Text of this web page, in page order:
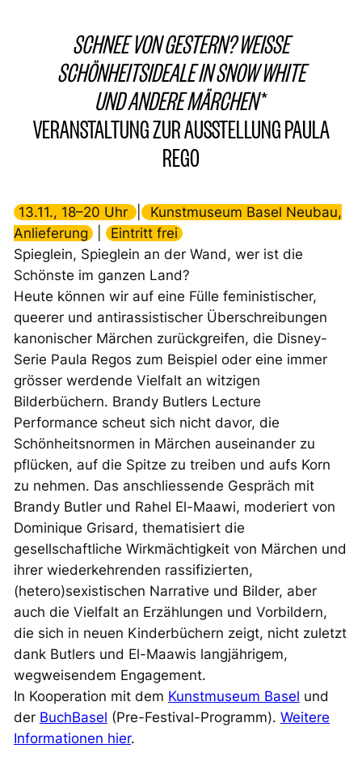
SCHNEE VON GESTERN? WEISSE
SCHÖNHEITSIDEALE IN SNOW WHITE
UND ANDERE MÄRCHEN*
VERANSTALTUNG ZUR AUSSTELLUNG PAULA
REGO
13.11., 18–20 Uhr |
Kunstmuseum Basel Neubau,
Anlieferung |
Eintritt frei
Spieglein, Spieglein an der Wand, wer ist die
Schönste im ganzen Land?
Heute können wir auf eine Fülle feministischer,
queerer und antirassistischer Überschreibungen
kanonischer Märchen zurückgreifen, die Disney-
Serie Paula Regos zum Beispiel oder eine immer
grösser werdende Vielfalt an witzigen
Bilderbüchern. Brandy Butlers Lecture
Performance scheut sich nicht davor, die
Schönheitsnormen in Märchen auseinander zu
pflücken, auf die Spitze zu treiben und aufs Korn
zu nehmen. Das anschliessende Gespräch mit
Brandy Butler und Rahel El-Maawi, moderiert von
Dominique Grisard, thematisiert die
gesellschaftliche Wirkmächtigkeit von Märchen und
ihrer wiederkehrenden rassifizierten,
(hetero)sexistischen Narrative und Bilder, aber
auch die Vielfalt an Erzählungen und Vorbildern,
die sich in neuen Kinderbüchern zeigt, nicht zuletzt
dank Butlers und El-Maawis langjährigem,
wegweisendem Engagement.
In Kooperation mit dem Kunstmuseum Basel und
der BuchBasel (Pre-Festival-Programm). Weitere
Informationen hier.